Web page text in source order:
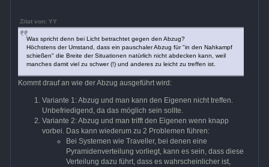
Zitat von: YY
Was spricht denn bei Licht betrachtet gegen den Abzug?
Höchstens der Umstand, dass ein pauschaler Abzug für "in den Nahkampf
schießen" die Breite der Situationen natürlich nicht abdecken kann, weil
manches damit viel zu schwer (!) und anderes zu leicht zu treffen ist.
Kommt drauf an wie der Abzug ausgeführt wird:
Variante 1: Abzug und man kann den Eigenen nicht treffen.
Unbefriedigend, da das möglich sein sollte.
Variante 2: Abzug und man trifft den Eigenen wenn knapp
vorbei. Das kann wiederum zu 2 Problemen führen:
Bei Systemen wie Traveller, bei denen eine
Pyramidenverteilung vorliegt, kann es sein, dass diese
Verteilung dazu führt, dass es wahrscheinlicher ist,